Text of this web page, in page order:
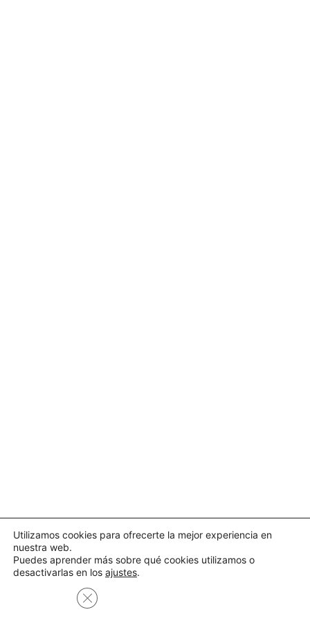
Utilizamos cookies para ofrecerte la mejor experiencia en
nuestra web.
Puedes aprender más sobre qué cookies utilizamos o
desactivarlas en los ajustes.
Cerrar el banner de cookies RGPD